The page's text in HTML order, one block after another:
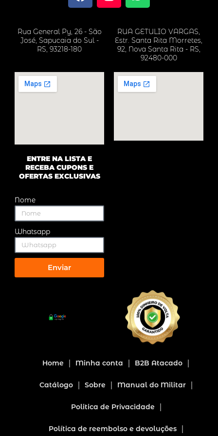
e
b
o
k
a
t
s
a
p
p
Rua General Py, 26 - São
José, Sapucaia do Sul -
RS, 93218-180
RUA GETULIO VARGAS,
Estr. Santa Rita Morretes,
92, Nova Santa Rita - RS,
92480-000
ENTRE NA LISTA E
RECEBA CUPONS E
OFERTAS EXCLUSIVAS
Nome
Whatsapp
Enviar
Home Minha conta B2B Atacado
Catálogo Sobre Manual do Militar
Politica de Privacidade
Política de reembolso e devoluções